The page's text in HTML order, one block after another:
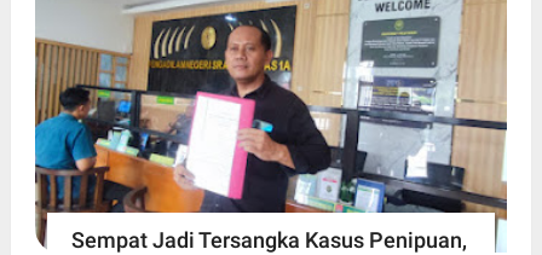
Sempat Jadi Tersangka Kasus Penipuan,